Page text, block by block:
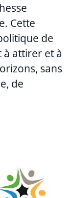
Cette
de
à attirer et à
sans
de